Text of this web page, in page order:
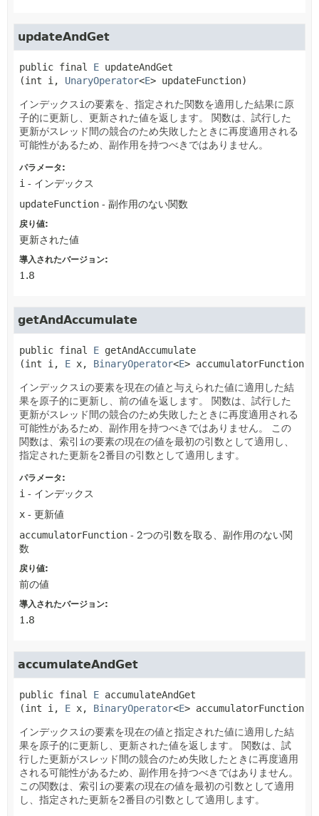
updateAndGet
public final E updateAndGet
(int i, UnaryOperator<E> updateFunction)
インデックスiの要素を、指定された関数を適用した結果に原
子的に更新し、更新された値を返します。
関数は、試行した
更新がスレッド間の競合のため失敗したときに再度適用される
可能性があるため、副作用を持つべきではありません。
パラメータ:
i - インデックス
updateFunction - 副作用のない関数
戻り値:
更新された値
導入されたバージョン:
1.8
getAndAccumulate
public final E getAndAccumulate
(int i, E x, BinaryOperator<E> accumulatorFunction)
インデックスiの要素を現在の値と与えられた値に適用した結
果を原子的に更新し、前の値を返します。
関数は、試行した
更新がスレッド間の競合のため失敗したときに再度適用される
可能性があるため、副作用を持つべきではありません。
この
関数は、索引 iの要素の現在の値を最初の引数として適用し、
指定された更新を2番目の引数として適用します。
パラメータ:
i - インデックス
x - 更新値
accumulatorFunction - 2つの引数を取る、副作用のない関
数
戻り値:
前の値
導入されたバージョン:
1.8
accumulateAndGet
public final E accumulateAndGet
(int i, E x, BinaryOperator<E> accumulatorFunction)
インデックスiの要素を現在の値と指定された値に適用した結
果を原子的に更新し、更新された値を返します。
関数は、試
行した更新がスレッド間の競合のため失敗したときに再度適用
される可能性があるため、副作用を持つべきではありません。
この関数は、索引 iの要素の現在の値を最初の引数として適用
し、指定された更新を2番目の引数として適用します。